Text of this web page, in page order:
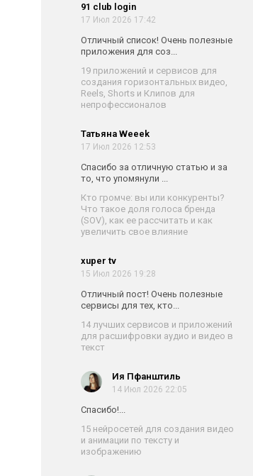
91 club login
17 Июл 2026 17:42
Отличный список! Очень полезные
приложения для соз...
19 приложений и сервисов для
создания горизонтальных видео,
Reels, Shorts и Клипов для
непрофессионалов
Татьяна Weeek
17 Июл 2026 12:53
Спасибо за отличную статью и за
то, что упомянули ...
Кто громче: вы или конкуренты?
Что такое доля голоса бренда
(SOV), как ее рассчитать и как
увеличить свое влияние
xuper tv
15 Июл 2026 19:28
Отличный пост! Очень полезные
сервисы для тех, кто...
14 лучших сервисов и приложений
для расшифровки аудио и видео в
текст
Ия Пфанштиль
14 Июл 2026 22:05
Спасибо!...
15 нейросетей для создания видео
и анимации по тексту и
изображению